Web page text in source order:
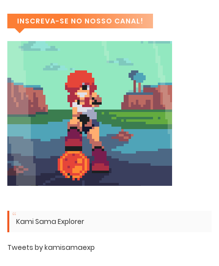
INSCREVA-SE NO NOSSO CANAL!
Kami Sama Explorer
Tweets by kamisamaexp